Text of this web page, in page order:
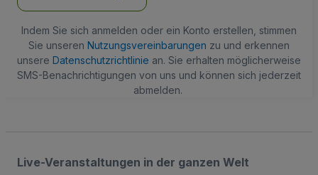
Indem Sie sich anmelden oder ein Konto erstellen, stimmen
Sie unseren Nutzungsvereinbarungen zu und erkennen
unsere Datenschutzrichtlinie an. Sie erhalten möglicherweise
SMS-Benachrichtigungen von uns und können sich jederzeit
abmelden.
Live-Veranstaltungen in der ganzen Welt